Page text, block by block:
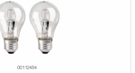
00112454